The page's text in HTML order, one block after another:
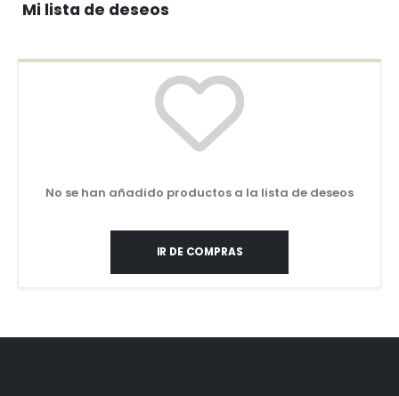
Mi lista de deseos
No se han añadido productos a la lista de deseos
IR DE COMPRAS